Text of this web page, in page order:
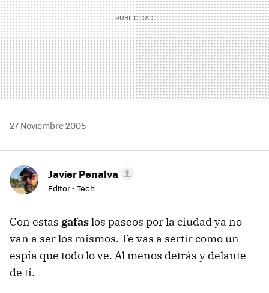
27 Noviembre 2005
Javier Penalva
Editor - Tech
Con estas gafaslos paseos por la ciudad ya no
van a ser los mismos. Te vas a sertir como un
espía que todo lo ve. Al menos detrás y delante
de tí.